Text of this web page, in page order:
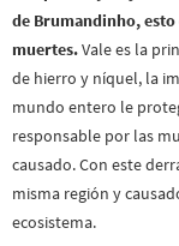
de Brumandinho, esto
muertes.Vale es la
de hierro y níquel, la
mundo entero le
responsable por las
causado. Con este
misma región y
ecosistema.